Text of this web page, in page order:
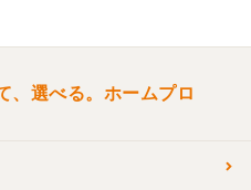
、選べる。ホームプロ